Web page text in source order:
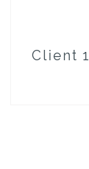
Client 1